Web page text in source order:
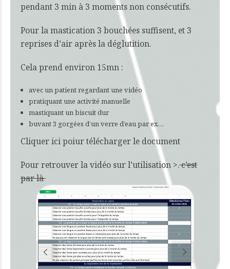
pendant 3 min à 3 moments non consécutifs.
Pour la mastication 3 bouchées suffisent, et 3
reprises d’air après la déglutition.
Cela prend environ 15mn :
avec un patient regardant une vidéo
pratiquant une activité manuelle
mastiquant un biscuit dur
buvant 3 gorgées d’un verre d’eau par ex…
Cliquer ici poiur télécharger le document
Pour retrouver la vidéo sur l’utilisation >.c’est
par là